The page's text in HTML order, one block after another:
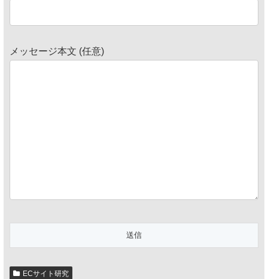
メッセージ本文 (任意)
ECサイト研究